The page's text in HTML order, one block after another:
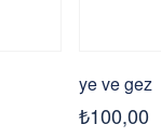
ye ve gez
₺100,00